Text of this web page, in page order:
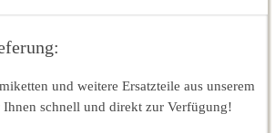
und weitere Ersatzteile aus unserem
Ihnen schnell und direkt zur Verfügung!